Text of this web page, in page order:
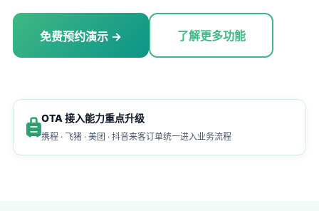
免费预约演示 → 了解更多功能
OTA 接入能力重点升级
携程 · 飞猪 · 美团 · 抖音来客订单统一进入业务流程